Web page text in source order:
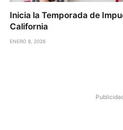
Inicia la Temporada de
California
ENERO 8, 2026